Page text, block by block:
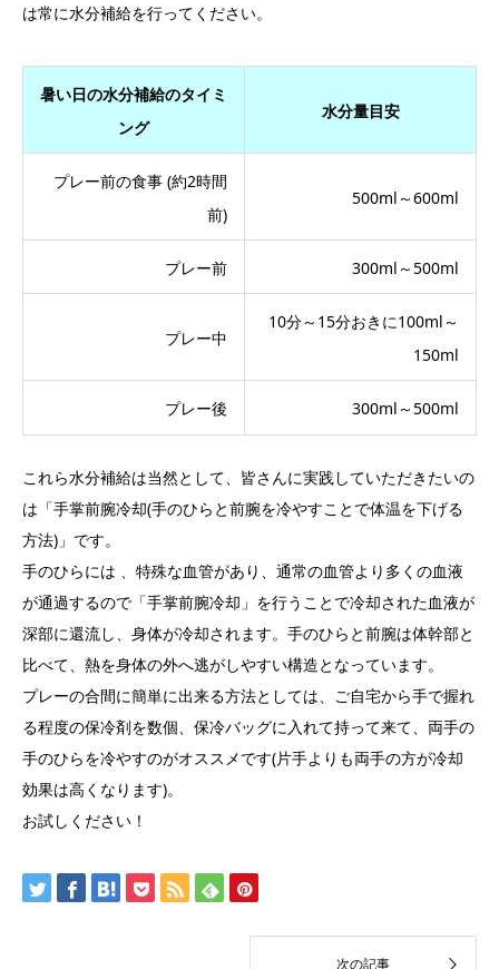
は常に水分補給を行ってください。
暑い日の水分補給のタイミ
ング
水分量目安
プレー前の食事 (約2時間
前)
500ml～600ml
プレー前 300ml～500ml
プレー中
10分～15分おきに100ml～
150ml
プレー後 300ml～500ml
これら水分補給は当然として、皆さんに実践していただきたいの
は「手掌前腕冷却(手のひらと前腕を冷やすことで体温を下げる
方法)」です。
手のひらには 、特殊な血管があり、通常の血管より多くの血液
が通過するので「手掌前腕冷却」を行うことで冷却された血液が
深部に還流し、身体が冷却されます。手のひらと前腕は体幹部と
比べて、熱を身体の外へ逃がしやすい構造となっています。
プレーの合間に簡単に出来る方法としては、ご自宅から手で握れ
る程度の保冷剤を数個、保冷バッグに入れて持って来て、両手の
手のひらを冷やすのがオススメです(片手よりも両手の方が冷却
効果は高くなります)。
お試しください！